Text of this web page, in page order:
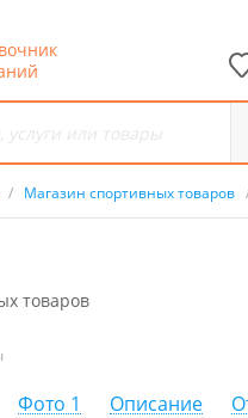
/ Магазин спортивных товаров
товаров
Фото 1 Описание